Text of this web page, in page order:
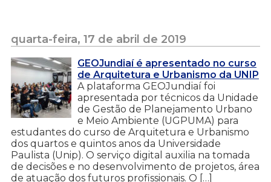
quarta-feira, 17 de abril de 2019
GEOJundiaí é apresentado no curso
de Arquitetura e Urbanismo da UNIP
A plataforma GEOJundiaí foi
apresentada por técnicos da Unidade
de Gestão de Planejamento Urbano
e Meio Ambiente (UGPUMA) para
estudantes do curso de Arquitetura e Urbanismo
dos quartos e quintos anos da Universidade
Paulista (Unip). O serviço digital auxilia na tomada
de decisões e no desenvolvimento de projetos, área
de atuação dos futuros profissionais. O […]